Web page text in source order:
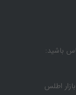
باشید:
اطلس